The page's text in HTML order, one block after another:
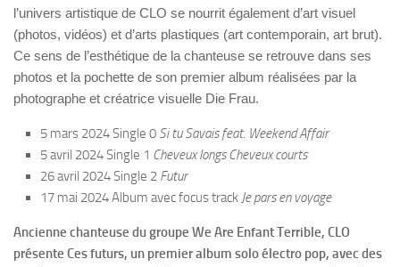
l’univers artistique de CLO se nourrit également d’art visuel
(photos, vidéos) et d’arts plastiques (art contemporain, art brut).
Ce sens de l’esthétique de la chanteuse se retrouve dans ses
photos et la pochette de son premier album réalisées par la
photographe et créatrice visuelle Die Frau.
5 mars 2024 Single 0 Si tu Savais feat. Weekend Affair
5 avril 2024 Single 1 Cheveux longs Cheveux courts
26 avril 2024 Single 2 Futur
17 mai 2024 Album avec focus track Je pars en voyage
Ancienne chanteuse du groupe We Are Enfant Terrible, CLO
présente Ces futurs, un premier album solo électro pop, avec des